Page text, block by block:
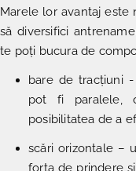
Marele lor avantaj
să diversifici
te poți bucura de
bare de tracțiuni
pot fi paralele,
posibilitatea de a
scări orizontale –
forța de prindere